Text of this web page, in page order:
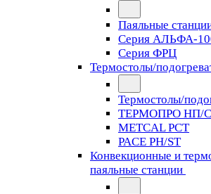
Паяльные
Серия АЛЬФА-
Серия ФРЦ
Термостолы/
Термостолы/
ТЕРМОПРО НП/
METCAL PCT
PACE PH/ST
Конвекционные и
паяльные станции